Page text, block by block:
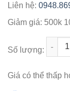
Liên hệ:
Giảm giá: 500k
Số lượng:
Số
Giá có thể thấp